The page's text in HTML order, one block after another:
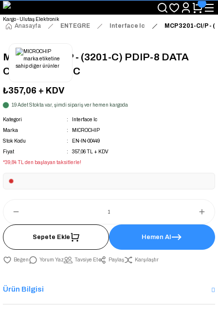
"Saat 14:00'a Kadar Verilen Siparişlerde Aynı Gün Kargo Avantajı!
"Binlerce Ürün Çeşitliliği ile Stoktan Hemen Teslim."
"Toptan Fiyatına Perakende Satış Avantajını Kaçırmayın!"
Anasayfa ENTEGRE Interface Ic MCP3201-CI/P -
MCP3201-CI/P - (3201-C) PDIP-8 DATA
CONVERTER IC
₺357,06 + KDV
19 Adet Stokta var, şimdi sipariş ver hemen kargoda
Kategori
Interface Ic
Marka
MICROCHIP
Stok Kodu
EN-IN-00449
Fiyat
357,06 TL + KDV
*39,84 TL den başlayan taksitlerle!
Sepete Ekle Hemen Al
Yorum Yaz Tavsiye Et Paylaş Karşılaştır
Ürün Bilgisi